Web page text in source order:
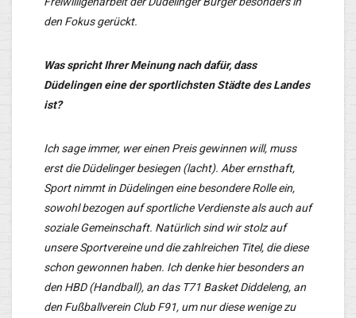
den Fokus gerückt.
Was spricht Ihrer Meinung nach dafür, dass
Düdelingen eine der sportlichsten Städte des Landes
ist?
Ich sage immer, wer einen Preis gewinnen will, muss
erst die Düdelinger besiegen (lacht). Aber ernsthaft,
Sport nimmt in Düdelingen eine besondere Rolle ein,
sowohl bezogen auf sportliche Verdienste als auch auf
soziale Gemeinschaft. Natürlich sind wir stolz auf
unsere Sportvereine und die zahlreichen Titel, die diese
schon gewonnen haben. Ich denke hier besonders an
den HBD (Handball), an das T71 Basket Diddeleng, an
den Fußballverein Club F91, um nur diese wenige zu